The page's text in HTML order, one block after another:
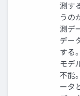
測す
うの
測デ
デー
する
モデ
不能
ータ